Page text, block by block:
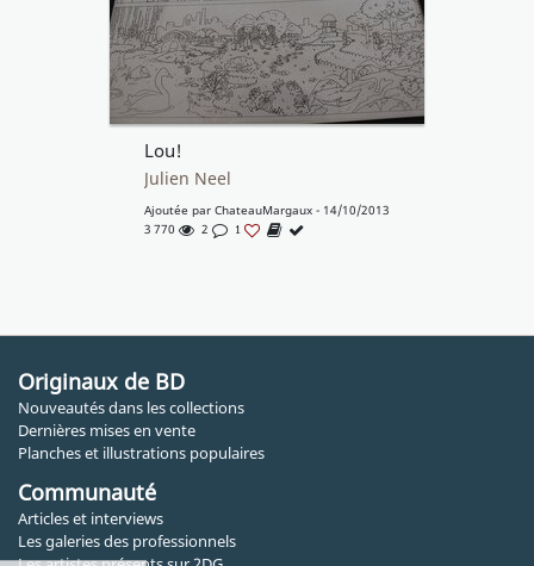
Lou!
Julien Neel
Ajoutée par ChateauMargaux - 14/10/2013
3 770
2 1
Originaux de BD
Nouveautés dans les collections
Dernières mises en vente
Planches et illustrations populaires
Communauté
Articles et interviews
Les galeries des professionnels